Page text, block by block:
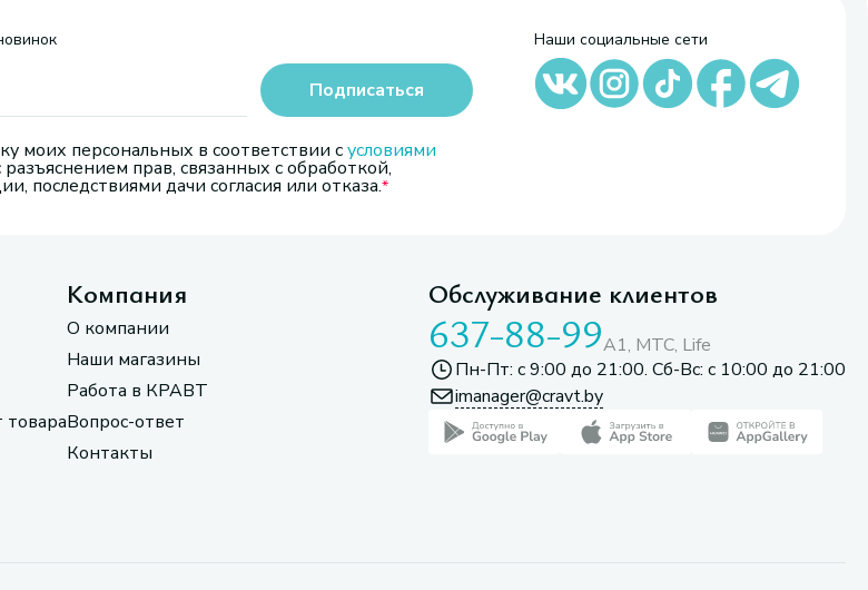
моих персональных в соответствии сусловиями
прав, связанных с обработкой,
последствиями дачи согласия или отказа.
Подписаться
Наши социальные сети
товара
Компания
О компании
Наши магазины
Работа в КРАВТ
Вопрос-ответ
Контакты
Обслуживание клиентов
637-88-99A1, МТС, Life
Пн-Пт: с 9:00 до 21:00. Сб-Вс: с 10:00 до 21:00
imanager@cravt.by